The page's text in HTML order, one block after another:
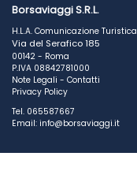
Borsaviaggi S.R.L.
H.L.A. Comunicazione Turistica
Via del Serafico 185
00142 - Roma
P.IVA 08842781000
Note Legali - Contatti
Privacy Policy
Tel. 065587667
Email: info@borsaviaggi.it